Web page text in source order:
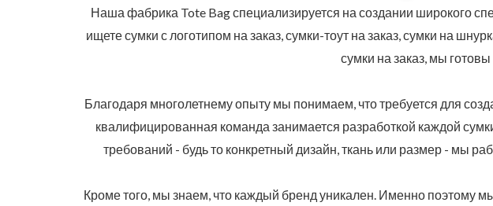
Наша фабрика Tote Bag специализируется на создании широкого
ищете сумки с логотипом на заказ, сумки-тоут на заказ, сумки на
сумки на заказ, мы
Благодаря многолетнему опыту мы понимаем, что требуется для
квалифицированная команда занимается разработкой каждой
требований - будь то конкретный дизайн, ткань или размер - мы
Кроме того, мы знаем, что каждый бренд уникален. Именно поэтому